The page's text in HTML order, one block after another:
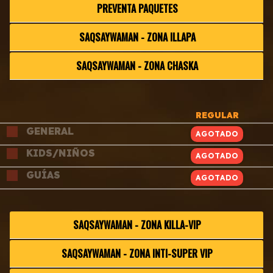
PREVENTA PAQUETES
SAQSAYWAMAN - ZONA ILLAPA
SAQSAYWAMAN - ZONA CHASKA
REGULAR
GENERAL S/ 680.00
KIDS/NIÑOS S/ 340.00
GUÍAS S/ 340.00
SAQSAYWAMAN - ZONA KILLA-VIP
SAQSAYWAMAN - ZONA INTI-SUPER VIP